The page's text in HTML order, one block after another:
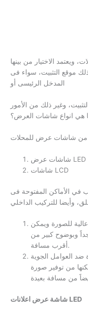
الاختيار من بينها
موقع التثبيت، سواء فى
المدخل الرئيسى أو
وغير ذلك من الأمور
هي انواع شاشات العرض؟
شاشات عرض LED
شاشات LCD
في الأماكن المفتوحة فى
للصورة ويمكن
وبوضوح كبير من
أقرب مسافة.
العوامل الجوية
من توفير صورة
شاشة عرض اعلانات LED